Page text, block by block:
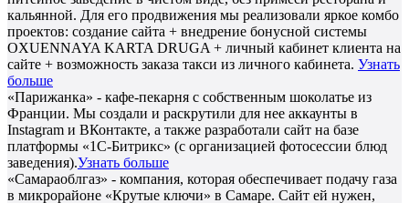
кальянной. Для его продвижения мы реализовали яркое комбо
проектов: создание сайта + внедрение бонусной системы
OXUENNAYA KARTA DRUGA + личный кабинет клиента на
сайте + возможность заказа такси из личного кабинета. Узнать
больше
«Парижанка» - кафе-пекарня с собственным шоколатье из
Франции. Мы создали и раскрутили для нее аккаунты в
Instagram и ВКонтакте, а также разработали сайт на базе
платформы «1С-Битрикс» (с организацией фотосессии блюд
заведения).Узнать больше
«Самараоблгаз» - компания, которая обеспечивает подачу газа
в микрорайоне «Крутые ключи» в Самаре. Сайт ей нужен,